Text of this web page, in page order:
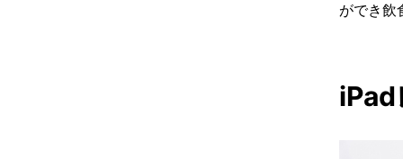
ができ飲
iPad